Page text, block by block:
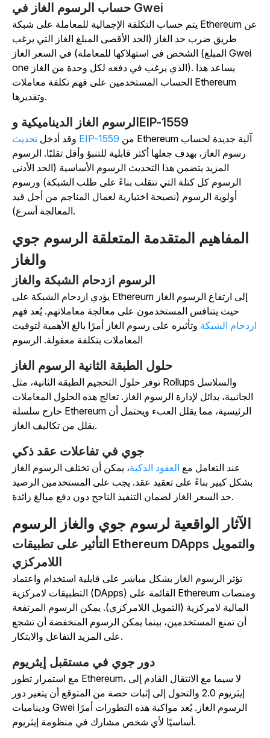
حساب الرسوم الغاز في Gwei
يتم حساب التكلفة الإجمالية للمعاملة على شبكة Ethereum عن
طريق ضرب حد الغاز (الحد الأقصى المبلغ الغاز التي يرغب
الشخص في استهلاكها للمعاملة) في السعر الغاز (المبلغ Gwei
one الذي يرغب في دفعه لكل وحدة من الغاز). يساعد هذا
الحساب المستخدمين على فهم تكلفة معاملات Ethereum
الرسوم الغاز الديناميكية وEIP-1559
وقد أدخلتحديث EIP-1559 منEthereumآلية جديدة لحساب
رسوم الغاز، بهدف جعلها أكثر قابلية للتنبؤ وأقل تقلبًا.الرسوم
المزيد يتضمن هذا التحديث الرسوم الأساسية (الحد الأدنى
الرسوم كل كتلة التي تتقلب بناءً على طلب الشبكة) ورسوم
أولوية الرسوم (نصيحة اختيارية لعمال المناجم من أجل قيد
المفاهيم المتقدمة المتعلقة الرسوم جوي
والغاز
الرسوم ازدحام الشبكة والغاز
يؤدي ازدحام الشبكة على Ethereum إلى ارتفاع الرسوم الغاز
حيث يتنافس المستخدمون على معالجة معاملاتهم. يُعد فهم
الشبكةوتأثيره على رسوم الغاز أمرًا بالغ الأهمية لتوقيت
المعاملات بتكلفة معقولة.الرسوم
حلول الطبقة الثانية الرسوم الغاز
توفر حلول التحجيم الطبقة الثانية، مثل Rollups والسلاسل
الجانبية، بدائل لإدارة الرسوم الغاز. تعالج هذه الحلول المعاملات
خارج سلسلة Ethereum الرئيسية، مما يقلل العبء ويحتمل أن
جوي في تفاعلات عقد ذكي
عند التعامل مع العقود الذكية، يمكن أن تختلف الرسوم الغاز
بشكل كبير بناءً على تعقيد عقد. يجب على المستخدمين الرصيد
الآثار الواقعية لرسوم جوي والغاز الرسوم
التأثير على تطبيقات Ethereum DApps والتمويل
اللامركزي
تؤثر الرسوم الغاز بشكل مباشر على قابلية استخدام واعتماد
التطبيقات لامركزية (DApps) القائمة على Ethereum ومنصات
المالية لامركزية (التمويل اللامركزي). يمكن الرسوم المرتفعة
أن تمنع المستخدمين، بينما يمكن الرسوم المنخفضة أن تشجع
دور جوي في مستقبل إيثريوم
مع استمرار تطور Ethereum، لا سيما مع الانتقال القادم إلى
إيثريوم 2.0 والتحول إلى إثبات حصة من المتوقع أن يتغير دور
وديناميات Gwei الرسوم الغاز. يُعد مواكبة هذه التطورات أمرًا